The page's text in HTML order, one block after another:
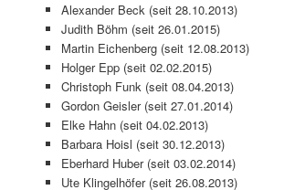
Alexander Beck (seit 28.10.2013)
Judith Böhm (seit 26.01.2015)
Martin Eichenberg (seit 12.08.2013)
Holger Epp (seit 02.02.2015)
Christoph Funk (seit 08.04.2013)
Gordon Geisler (seit 27.01.2014)
Elke Hahn (seit 04.02.2013)
Barbara Hoisl (seit 30.12.2013)
Eberhard Huber (seit 03.02.2014)
Ute Klingelhöfer (seit 26.08.2013)